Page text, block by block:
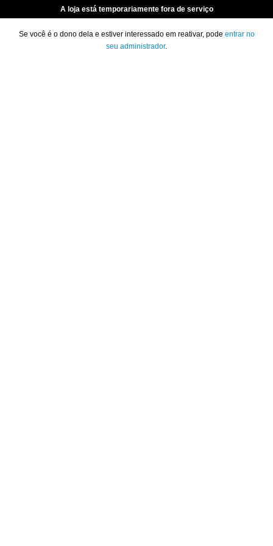
A loja está temporariamente fora de serviço
Se você é o dono dela e estiver interessado em reativar, pode entrar no
seu administrador.